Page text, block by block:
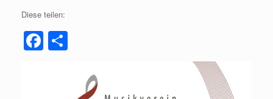
Diese teilen:
F
a